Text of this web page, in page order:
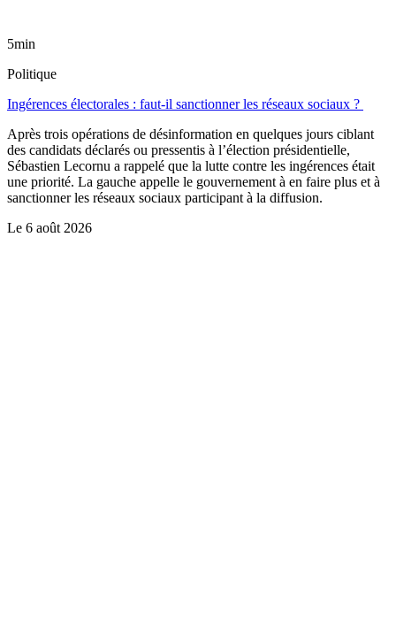
5min
Politique
Ingérences électorales : faut-il sanctionner les réseaux sociaux ?
Après trois opérations de désinformation en quelques jours ciblant
des candidats déclarés ou pressentis à l’élection présidentielle,
Sébastien Lecornu a rappelé que la lutte contre les ingérences était
une priorité. La gauche appelle le gouvernement à en faire plus et à
sanctionner les réseaux sociaux participant à la diffusion.
Le 6 août 2026